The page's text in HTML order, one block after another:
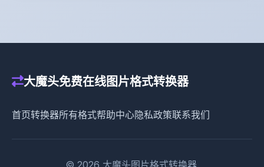
大魔头免费在线图片格式转换器
首页转换器所有格式帮助中心隐私政策联系我们
© 2026 大魔头图片格式转换器.